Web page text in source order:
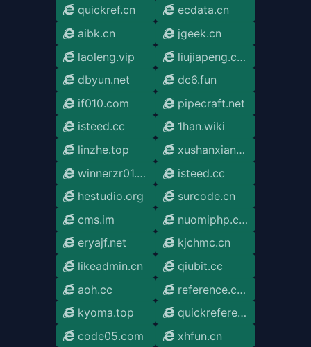
quickref.cn
ecdata.cn
aibk.cn
jgeek.cn
laoleng.vip
liujiapeng.com
dbyun.net
dc6.fun
if010.com
pipecraft.net
isteed.cc
1han.wiki
linzhe.top
xushanxiang.com
winnerzr01.github.io
isteed.cc
hestudio.org
surcode.cn
cms.im
nuomiphp.com
eryajf.net
kjchmc.cn
likeadmin.cn
qiubit.cc
aoh.cc
reference.code05.com
kyoma.top
quickreference.pages.dev
code05.com
xhfun.cn